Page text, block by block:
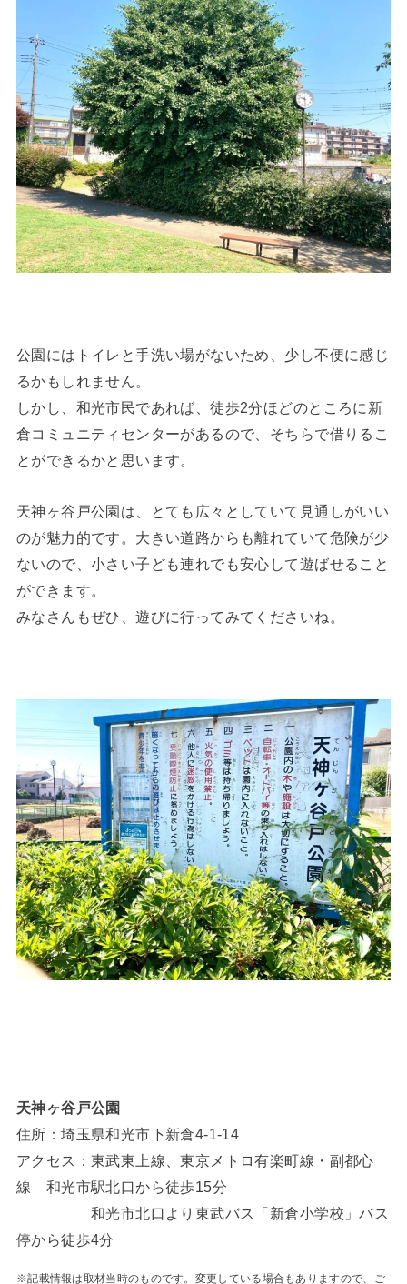
公園にはトイレと手洗い場がないため、少し不便に感じ
るかもしれません。
しかし、和光市民であれば、徒歩2分ほどのところに新
倉コミュニティセンターがあるので、そちらで借りるこ
とができるかと思います。
天神ヶ谷戸公園は、とても広々としていて見通しがいい
のが魅力的です。大きい道路からも離れていて危険が少
ないので、小さい子ども連れでも安心して遊ばせること
ができます。
みなさんもぜひ、遊びに行ってみてくださいね。
天神ヶ谷戸公園
住所：埼玉県和光市下新倉4-1-14
アクセス：東武東上線、東京メトロ有楽町線・副都心
線 和光市駅北口から徒歩15分
和光市北口より東武バス「新倉小学校」バス
停から徒歩4分
※記載情報は取材当時のものです。変更している場合もありますので、ご